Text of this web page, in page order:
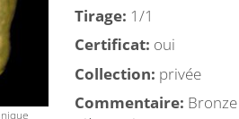
Tirage: 1/1
Certificat: oui
Collection: privée
Commentaire: